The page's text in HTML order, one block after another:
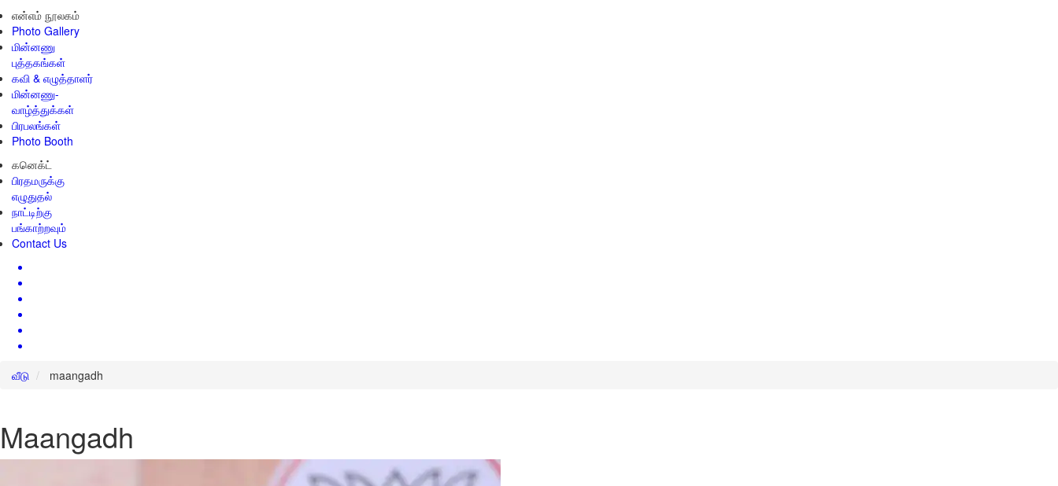
என்எம் நூலகம்
Photo Gallery
மின்னணு
புத்தகங்கள்
கவி & எழுத்தாளர்
மின்னணு-
வாழ்த்துக்கள்
பிரபலங்கள்
Photo Booth
கனெக்ட்
பிரதமருக்கு
எழுதுதல்
நாட்டிற்கு
பங்காற்றவும்
Contact Us
வீடு maangadh
Maangadh